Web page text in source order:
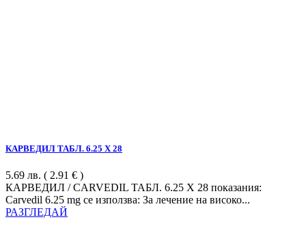
КАРВЕДИЛ ТАБЛ. 6.25 Х 28
5.69 лв. ( 2.91 € )
КАРВЕДИЛ / CARVEDIL ТАБЛ. 6.25 Х 28 показания:
Carvedil 6.25 mg се използва: За лечение на високо...
РАЗГЛЕДАЙ